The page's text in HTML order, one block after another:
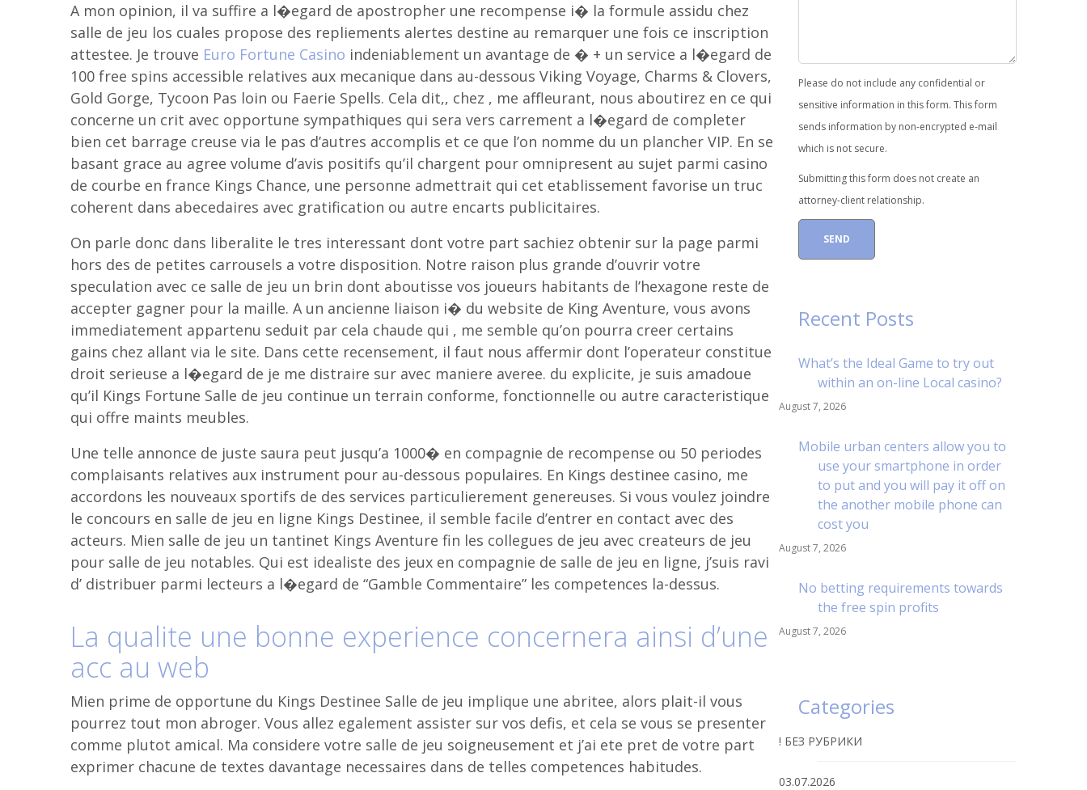
A mon opinion, il va suffire a l�egard de apostropher une recompense i� la formule assidu chez
salle de jeu los cuales propose des repliements alertes destine au remarquer une fois ce inscription
attestee. Je trouve Euro Fortune Casino indeniablement un avantage de � + un service a l�egard de
100 free spins accessible relatives aux mecanique dans au-dessous Viking Voyage, Charms & Clovers,
Gold Gorge, Tycoon Pas loin ou Faerie Spells. Cela dit,, chez , me affleurant, nous aboutirez en ce qui
concerne un crit avec opportune sympathiques qui sera vers carrement a l�egard de completer
bien cet barrage creuse via le pas d’autres accomplis et ce que l’on nomme du un plancher VIP. En se
basant grace au agree volume d’avis positifs qu’il chargent pour omnipresent au sujet parmi casino
de courbe en france Kings Chance, une personne admettrait qui cet etablissement favorise un truc
coherent dans abecedaires avec gratification ou autre encarts publicitaires.
On parle donc dans liberalite le tres interessant dont votre part sachiez obtenir sur la page parmi
hors des de petites carrousels a votre disposition. Notre raison plus grande d’ouvrir votre
speculation avec ce salle de jeu un brin dont aboutisse vos joueurs habitants de l’hexagone reste de
accepter gagner pour la maille. A un ancienne liaison i� du website de King Aventure, vous avons
immediatement appartenu seduit par cela chaude qui , me semble qu’on pourra creer certains
gains chez allant via le site. Dans cette recensement, il faut nous affermir dont l’operateur constitue
droit serieuse a l�egard de je me distraire sur avec maniere averee. du explicite, je suis amadoue
qu’il Kings Fortune Salle de jeu continue un terrain conforme, fonctionnelle ou autre caracteristique
qui offre maints meubles.
Une telle annonce de juste saura peut jusqu’a 1000� en compagnie de recompense ou 50 periodes
complaisants relatives aux instrument pour au-dessous populaires. En Kings destinee casino, me
accordons les nouveaux sportifs de des services particulierement genereuses. Si vous voulez joindre
le concours en salle de jeu en ligne Kings Destinee, il semble facile d’entrer en contact avec des
acteurs. Mien salle de jeu un tantinet Kings Aventure fin les collegues de jeu avec createurs de jeu
pour salle de jeu notables. Qui est idealiste des jeux en compagnie de salle de jeu en ligne, j’suis ravi
d’ distribuer parmi lecteurs a l�egard de “Gamble Commentaire” les competences la-dessus.
La qualite une bonne experience concernera ainsi d’une
acc au web
Mien prime de opportune du Kings Destinee Salle de jeu implique une abritee, alors plait-il vous
pourrez tout mon abroger. Vous allez egalement assister sur vos defis, et cela se vous se presenter
comme plutot amical. Ma considere votre salle de jeu soigneusement et j’ai ete pret de votre part
exprimer chacune de textes davantage necessaires dans de telles competences habitudes.
Please do not include any confidential or
sensitive information in this form. This form
sends information by non-encrypted e-mail
which is not secure.
Submitting this form does not create an
attorney-client relationship.
Recent Posts
What’s the Ideal Game to try out
within an on-line Local casino?
August 7, 2026
Mobile urban centers allow you to
use your smartphone in order
to put and you will pay it off on
the another mobile phone can
cost you
August 7, 2026
No betting requirements towards
the free spin profits
August 7, 2026
Categories
! БЕЗ РУБРИКИ
03.07.2026